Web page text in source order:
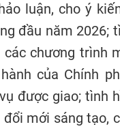
luận, cho ý
đầu năm 2026;
chương trình
của Chính
được giao; tình
mới sáng tạo,